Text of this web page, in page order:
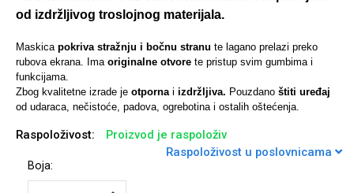
od izdržljivog troslojnog materijala.
Maskica pokriva stražnju i bočnu stranu te lagano prelazi preko
rubova ekrana. Ima originalne otvore te pristup svim gumbima i
funkcijama.
Zbog kvalitetne izrade je otpornai izdržljiva. Pouzdano štiti uređaj
od udaraca, nečistoće, padova, ogrebotina i ostalih oštećenja.
Raspoloživost:
Proizvod je raspoloživ
Raspoloživost u poslovnicama
Boja:
Sleng Feel Good
Univerzalne futrole i
maskice
Preklopne maskice